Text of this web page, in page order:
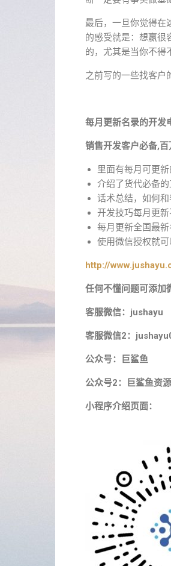
最后，一旦你觉得在
的感受就是：想嬴很
的，尤其是当你不得
之前写的一些找客户
每月更新名录的开发
销售开发客户必备,百
里面有每月可更
介绍了货代必备
话术总结，如何
开发技巧每月更新
每月更新全国最新
使用微信授权就
http://
任何不懂问题可添加
客服微信：jushayu
客服微信2：
公众号：巨鲨鱼
公众号2：巨鲨鱼资源
小程序介绍页面：